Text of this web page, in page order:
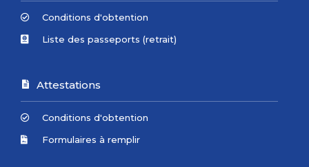
Conditions d'obtention
Liste des passeports (retrait)
Attestations
Conditions d'obtention
Formulaires à remplir